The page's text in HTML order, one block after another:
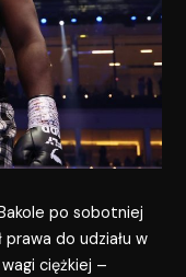
po sobotniej
do udziału w
ciężkiej –